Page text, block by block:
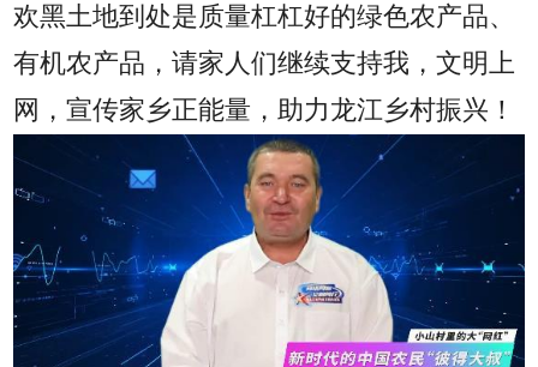
欢黑土地到处是质量杠杠好的绿色农产品、
有机农产品，请家人们继续支持我，文明上
网，宣传家乡正能量，助力龙江乡村振兴！